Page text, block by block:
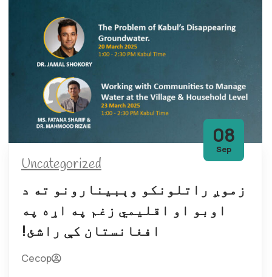
08
Sep
Uncategorized
زموږ راتلونکو وېبینارونو ته د
اوبو او اقلیمي زغم په اړه په
افغانستان کې راشئ!
Cecop